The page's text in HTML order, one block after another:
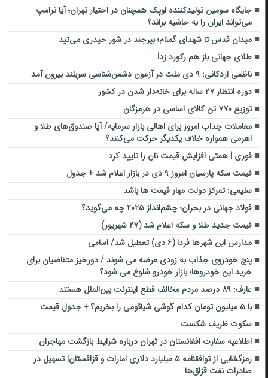
جایگاه سومین تولیدکننده اوپک همچنان در اختیار تهران؛ آیا ترامپ
می‌تواند ایران را به حاشیه براند؟
میدان قدس تا شهدای گمنام؛ بیرجند در شور حیدری می‌تپد
طلای جهانی باز هم رکورد زد!
ناظمی اردکانی: ۹ دی ملت در آزمون دشمن‌شناسی سربلند بیرون آمد
دوره انتظار ۲۷ ساله برای خانه‌دار شدن در کشور
توزیع ۷۷۰ تن کالای اساسی در هرمزگان
معاملات جذاب امروز برای اهالی بازار سرمایه/ آیا صندوق‌های طلا و
اهرمی همواره خلاف یکدیگر حرکت می‌کنند؟
فوری | همتی افزایش قیمت نان را تایید کرد
قیمت سکه پارسیان امروز ۹ دی در بازار اعلام شد + جدول
سلیمی: تمرکز دولت مهار قیمت ها باشد
فولاد جهانی در بحران؛ چشم‌انداز ۲۰۲۵ چه می‌گوید؟
قیمت جدید طلا و سکه اعلام شد (۲۷ شهریور)
مدارس این شهرها فردا (۶ دی) تعطیل شد/ اسامی
پنج خودروی جذاب به زودی عرضه می شوند / دورخیز متقاضیان برای
خرید این خودروها؛ بازار خودرو شلوغ می شود؟
عارف: ۸۹ درصد مردم مخالف قطع اینترنت بین‌الملل هستند
با ۵ میلیون تومان کدام گوشی شیائومی را بخریم؟ + جدول قیمت
سکوت ظریف شکست
اطلاعیه سفارت افغانستان در تهران درباره شرایط بازگشت مهاجران
رمزگشایی از توافقنامه ۵ میلیارد دلاری امارات و قزاقستان| تسهیل در
صادرات نفت قزاق‌ها